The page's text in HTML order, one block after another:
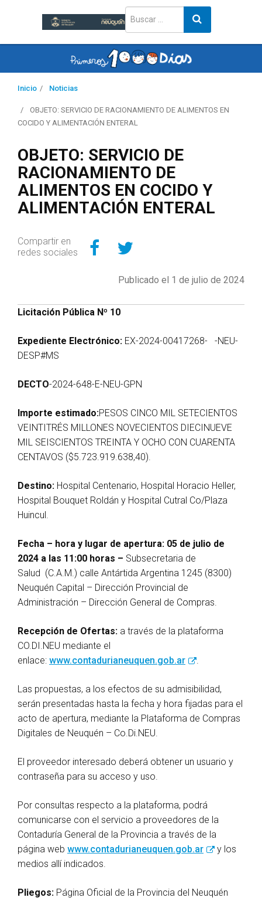
Inicio Noticias
OBJETO: SERVICIO DE RACIONAMIENTO DE ALIMENTOS EN
COCIDO Y ALIMENTACIÓN ENTERAL
OBJETO: SERVICIO DE
RACIONAMIENTO DE
ALIMENTOS EN COCIDO Y
ALIMENTACIÓN ENTERAL
Compartir en
redes sociales
Compartir en
Compartir en
Publicado el 1 de julio de 2024
Licitación Pública Nº 10
Expediente Electrónico: EX-2024-00417268- -NEU-
DESP#MS
DECTO-2024-648-E-NEU-GPN
Importe estimado:PESOS CINCO MIL SETECIENTOS
VEINTITRÉS MILLONES NOVECIENTOS DIECINUEVE
MIL SEISCIENTOS TREINTA Y OCHO CON CUARENTA
CENTAVOS ($5.723.919.638,40).
Destino: Hospital Centenario, Hospital Horacio Heller,
Hospital Bouquet Roldán y Hospital Cutral Co/Plaza
Huincul.
Fecha – hora y lugar de apertura: 05 de julio de
2024 a las 11:00 horas – Subsecretaria de
Salud (C.A.M.) calle Antártida Argentina 1245 (8300)
Neuquén Capital – Dirección Provincial de
Administración – Dirección General de Compras.
Recepción de Ofertas: a través de la plataforma
CO.DI.NEU mediante el
enlace: www.contadurianeuquen.gob.ar .
Las propuestas, a los efectos de su admisibilidad,
serán presentadas hasta la fecha y hora fijadas para el
acto de apertura, mediante la Plataforma de Compras
Digitales de Neuquén – Co.Di.NEU.
El proveedor interesado deberá obtener un usuario y
contraseña para su acceso y uso.
Por consultas respecto a la plataforma, podrá
comunicarse con el servicio a proveedores de la
Contaduría General de la Provincia a través de la
página web www.contadurianeuquen.gob.ar
y los
medios allí indicados.
Pliegos: Página Oficial de la Provincia del Neuquén